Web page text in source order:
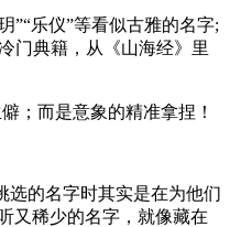
”“乐仪”等看似古雅的名字;
门典籍，从《山海经》里
；而是意象的精准拿捏！
选的名字时其实是在为他们
又稀少的名字，就像藏在